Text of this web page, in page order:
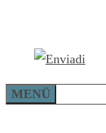
springen
MENÜ